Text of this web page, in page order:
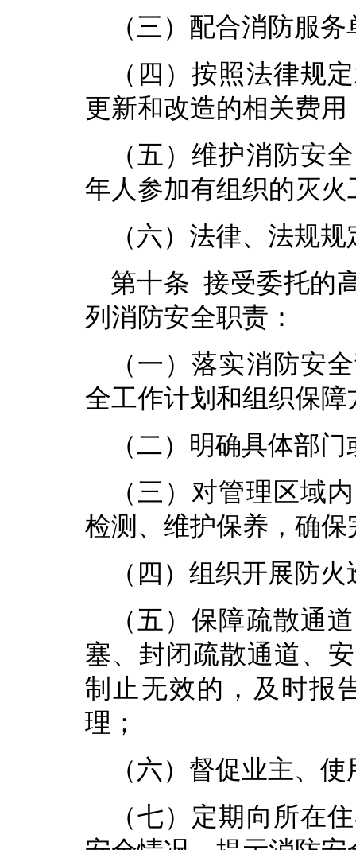
（三）配合消防服
（四）按照法律规
更新和改造的相关费用
（五）维护消防安
年人参加有组织的灭火
（六）法律、法规
第十条 接受委托的
列消防安全职责：
（一）落实消防安
全工作计划和组织保障
（二）明确具体部
（三）对管理区域
检测、维护保养，确保
（四）组织开展防
（五）保障疏散通
塞、封闭疏散通道、
制止无效的，及时报
理；
（六）督促业主、
（七）定期向所在